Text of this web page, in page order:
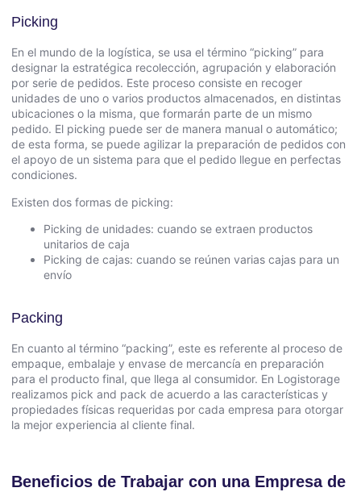
Picking
En el mundo de la logística, se usa el término “picking” para
designar la estratégica recolección, agrupación y elaboración
por serie de pedidos. Este proceso consiste en recoger
unidades de uno o varios productos almacenados, en distintas
ubicaciones o la misma, que formarán parte de un mismo
pedido. El picking puede ser de manera manual o automático;
de esta forma, se puede agilizar la preparación de pedidos con
el apoyo de un sistema para que el pedido llegue en perfectas
condiciones.
Existen dos formas de picking:
Picking de unidades: cuando se extraen productos
unitarios de caja
Picking de cajas: cuando se reúnen varias cajas para un
envío
Packing
En cuanto al término “packing”, este es referente al proceso de
empaque, embalaje y envase de mercancía en preparación
para el producto final, que llega al consumidor. En Logistorage
realizamos pick and pack de acuerdo a las características y
propiedades físicas requeridas por cada empresa para otorgar
la mejor experiencia al cliente final.
Beneficios de Trabajar con una Empresa de